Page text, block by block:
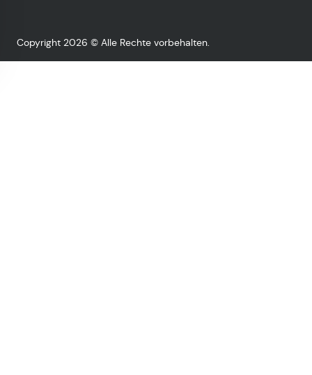
Copyright 2026 © Alle Rechte vorbehalten.